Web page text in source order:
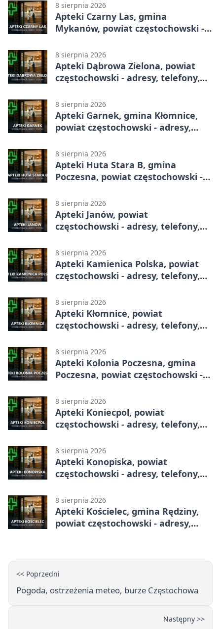
8 sierpnia 2026
Apteki Czarny Las, gmina
Mykanów, powiat częstochowski -
8 sierpnia 2026
Apteki Dąbrowa Zielona, powiat
częstochowski - adresy, telefony,
8 sierpnia 2026
Apteki Garnek, gmina Kłomnice,
powiat częstochowski - adresy,
8 sierpnia 2026
Apteki Huta Stara B, gmina
Poczesna, powiat częstochowski -
8 sierpnia 2026
Apteki Janów, powiat
częstochowski - adresy, telefony,
8 sierpnia 2026
Apteki Kamienica Polska, powiat
częstochowski - adresy, telefony,
8 sierpnia 2026
Apteki Kłomnice, powiat
częstochowski - adresy, telefony,
8 sierpnia 2026
Apteki Kolonia Poczesna, gmina
Poczesna, powiat częstochowski -
8 sierpnia 2026
Apteki Koniecpol, powiat
częstochowski - adresy, telefony,
8 sierpnia 2026
Apteki Konopiska, powiat
częstochowski - adresy, telefony,
8 sierpnia 2026
Apteki Kościelec, gmina Rędziny,
powiat częstochowski - adresy,
<< Poprzedni
Pogoda, ostrzeżenia meteo, burze Częstochowa
Następny >>